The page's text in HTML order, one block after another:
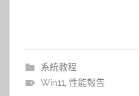
系統教程
Win11 性能報告